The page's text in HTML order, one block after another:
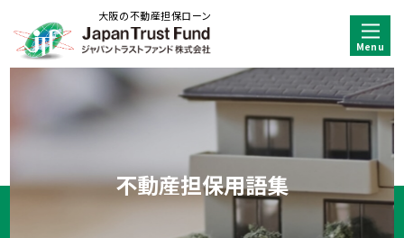
大阪の不動産担保ローン
不動産担保用語集